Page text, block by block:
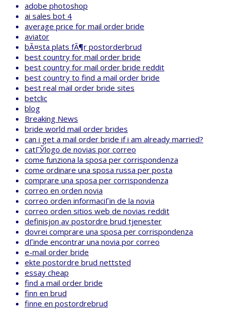
adobe photoshop
ai sales bot 4
average price for mail order bride
aviator
bÃ¤sta plats fÃ¶r postorderbrud
best country for mail order bride
best country for mail order bride reddit
best country to find a mail order bride
best real mail order bride sites
betclic
blog
Breaking News
bride world mail order brides
can i get a mail order bride if i am already married?
catГЎlogo de novias por correo
come funziona la sposa per corrispondenza
come ordinare una sposa russa per posta
comprare una sposa per corrispondenza
correo en orden novia
correo orden informaciГіn de la novia
correo orden sitios web de novias reddit
definisjon av postordre brud tjenester
dovrei comprare una sposa per corrispondenza
dГіnde encontrar una novia por correo
e-mail order bride
ekte postordre brud nettsted
essay cheap
find a mail order bride
finn en brud
finne en postordrebrud